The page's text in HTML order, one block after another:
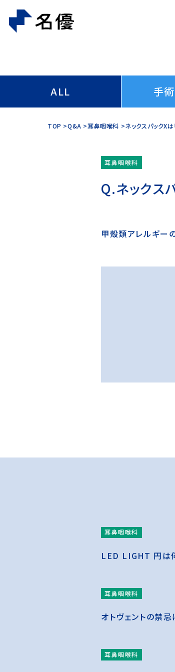
ALL 手
TOP Q&A 耳鼻咽喉科 ネックスパックX
耳鼻咽喉科
ネックス
甲殻類アレルギー
耳鼻咽喉科
LED LIGHT 円は
耳鼻咽喉科
オトヴェントの禁忌
耳鼻咽喉科